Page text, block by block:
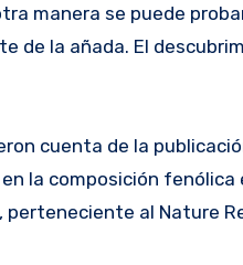
manera se puede
de la añada. El
cuenta de la
la composición
al Nature